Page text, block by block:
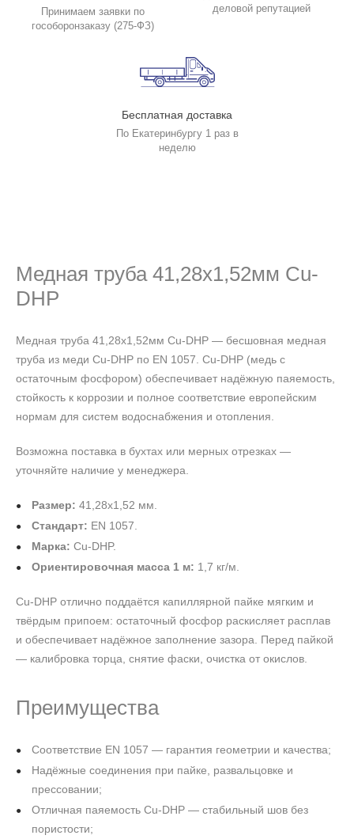
Принимаем заявки по
гособоронзаказу (275-ФЗ)
деловой репутацией
Бесплатная доставка
По Екатеринбургу 1 раз в
неделю
Медная труба 41,28х1,52мм Cu-
DHP
Медная труба 41,28х1,52мм Cu-DHP — бесшовная медная
труба из меди Cu-DHP по EN 1057. Cu-DHP (медь с
остаточным фосфором) обеспечивает надёжную паяемость,
стойкость к коррозии и полное соответствие европейским
нормам для систем водоснабжения и отопления.
Возможна поставка в бухтах или мерных отрезках —
уточняйте наличие у менеджера.
Размер: 41,28х1,52 мм.
Стандарт: EN 1057.
Марка: Cu-DHP.
Ориентировочная масса 1 м: 1,7 кг/м.
Cu-DHP отлично поддаётся капиллярной пайке мягким и
твёрдым припоем: остаточный фосфор раскисляет расплав
и обеспечивает надёжное заполнение зазора. Перед пайкой
— калибровка торца, снятие фаски, очистка от окислов.
Преимущества
Соответствие EN 1057 — гарантия геометрии и качества;
Надёжные соединения при пайке, развальцовке и
прессовании;
Отличная паяемость Cu-DHP — стабильный шов без
пористости;